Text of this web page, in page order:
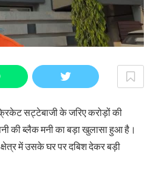
सट्टेबाजी के जरिए करोड़ों की
की ब्लैक मनी का बड़ा खुलासा हुआ है।
में उसके घर पर दबिश देकर बड़ी